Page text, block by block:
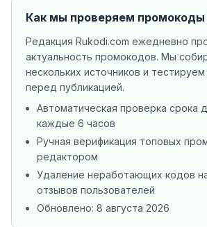
Как мы проверяем промокоды
Редакция Rukodi.com ежедневно
актуальность промокодов. Мы
нескольких источников и
перед публикацией.
Автоматическая проверка срока
каждые 6 часов
Ручная верификация топовых
редактором
Удаление неработающих кодов
отзывов пользователей
Обновлено: 8 августа 2026